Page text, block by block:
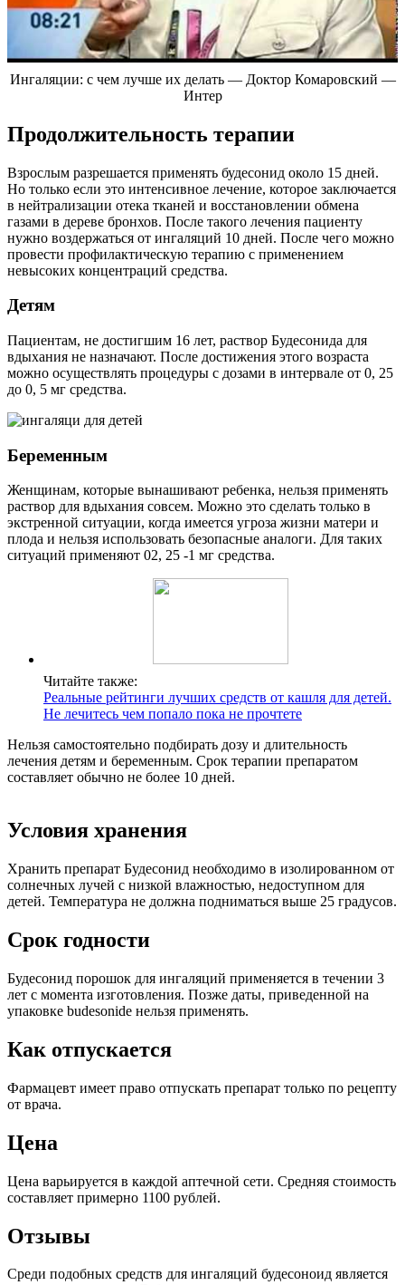
Ингаляции: с чем лучше их делать — Доктор Комаровский —
Интер
Продолжительность терапии
Взрослым разрешается применять будесонид около 15 дней.
Но только если это интенсивное лечение, которое заключается
в нейтрализации отека тканей и восстановлении обмена
газами в дереве бронхов. После такого лечения пациенту
нужно воздержаться от ингаляций 10 дней. После чего можно
провести профилактическую терапию с применением
невысоких концентраций средства.
Детям
Пациентам, не достигшим 16 лет, раствор Будесонида для
вдыхания не назначают. После достижения этого возраста
можно осуществлять процедуры с дозами в интервале от 0, 25
до 0, 5 мг средства.
Беременным
Женщинам, которые вынашивают ребенка, нельзя применять
раствор для вдыхания совсем. Можно это сделать только в
экстренной ситуации, когда имеется угроза жизни матери и
плода и нельзя использовать безопасные аналоги. Для таких
ситуаций применяют 02, 25 -1 мг средства.
Читайте также:
Реальные рейтинги лучших средств от кашля для детей.
Не лечитесь чем попало пока не прочтете
Нельзя самостоятельно подбирать дозу и длительность
лечения детям и беременным. Срок терапии препаратом
составляет обычно не более 10 дней.
Условия хранения
Хранить препарат Будесонид необходимо в изолированном от
солнечных лучей с низкой влажностью, недоступном для
детей. Температура не должна подниматься выше 25 градусов.
Срок годности
Будесонид порошок для ингаляций применяется в течении 3
лет с момента изготовления. Позже даты, приведенной на
упаковке budesonide нельзя применять.
Как отпускается
Фармацевт имеет право отпускать препарат только по рецепту
от врача.
Цена
Цена варьируется в каждой аптечной сети. Средняя стоимость
составляет примерно 1100 рублей.
Отзывы
Среди подобных средств для ингаляций будесоноид является